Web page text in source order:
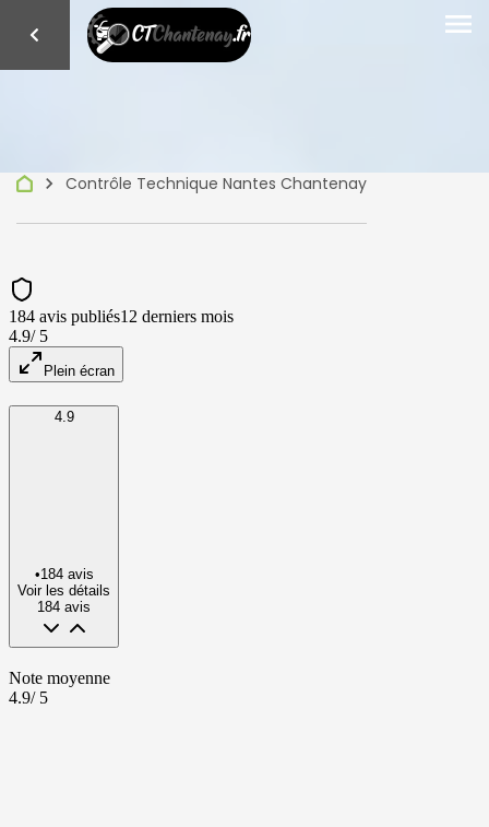
menu
keyboard_arrow_right Contrôle Technique Nantes Chantenay